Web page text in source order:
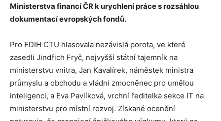
Ministerstva financí ČR k urychlení práce srozsáhlou
dokumentací evropských fondů.
Pro EDIH CTU hlasovala nezávislá porota, ve které
zasedli Jindřich Fryč, nejvyšší státní tajemník na
ministerstvu vnitra, Jan Kavalírek, náměstek ministra
průmyslu a obchodu a vládní zmocněnec pro umělou
inteligenci, a Eva Pavlíková, vrchní ředitelka sekce IT na
ministerstvu pro místní rozvoj. Získané ocenění